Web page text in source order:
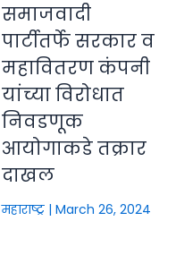
समाजवादी
पार्टीतर्फे सरकार व
महावितरण कंपनी
यांच्या विरोधात
निवडणूक
आयोगाकडे तक्रार
दाखल
महाराष्ट्र| March 26, 2024